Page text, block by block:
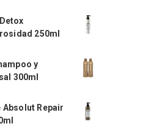
250ml
y
300ml
Absolut Repair